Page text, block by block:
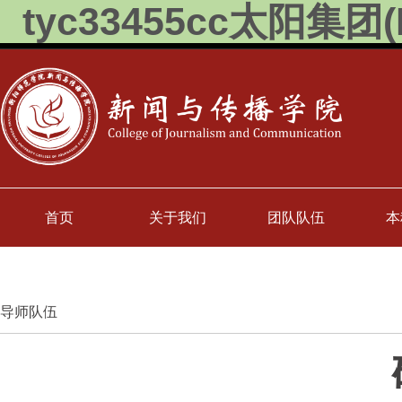
tyc33455cc太阳集团
首页 关于我们 团队队伍
导师队伍